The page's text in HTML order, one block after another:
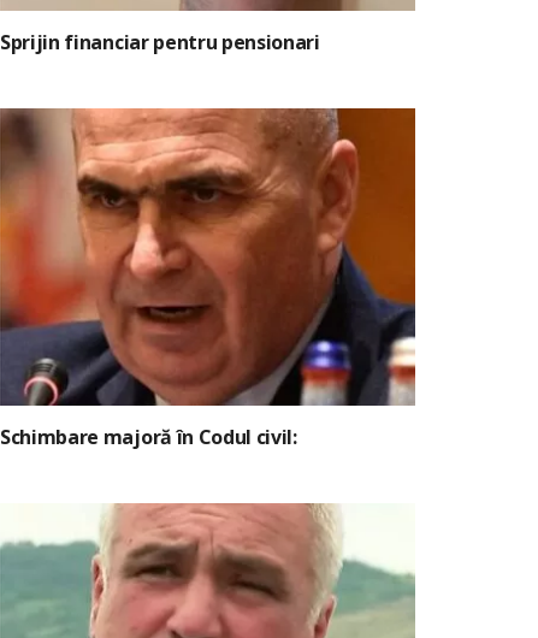
Sprijin financiar pentru pensionari
Schimbare majoră în Codul civil: